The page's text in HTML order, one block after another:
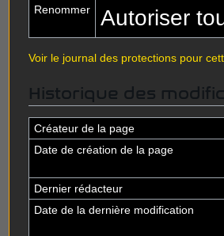
Renommer Autoriser
Voir le journal des protections pour
Historique des
Créateur de la page
Date de création de la page
Dernier rédacteur
Date de la dernière modification